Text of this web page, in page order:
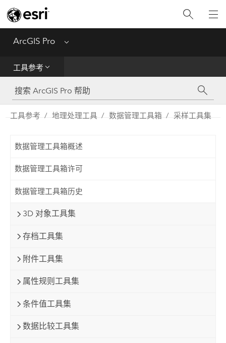
ArcGIS Pro Menu
工具参考
工具参考
Python
工具参考 地理处理工具 数据管理工具箱 采样工具集
数据管理工具箱概述
数据管理工具箱许可
数据管理工具箱历史
3D 对象工具集
存档工具集
附件工具集
属性规则工具集
条件值工具集
数据比较工具集